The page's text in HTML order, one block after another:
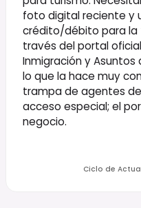
foto digital reciente y
crédito/débito para la
través del portal
Inmigración y Asuntos
lo que la hace muy
trampa de agentes
acceso especial; el
negocio.
Ciclo de